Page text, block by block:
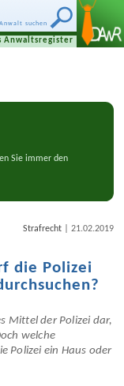
Anwalt suchen
Anwaltsregister
Sie immer den
die Polizei
Mittel der Polizei dar,
welche
Polizei ein Haus oder